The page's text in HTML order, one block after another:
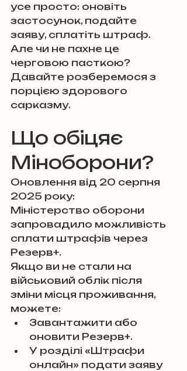
усе просто: оновіть
застосунок, подайте
заяву, сплатіть штраф.
Але чи не пахне це
черговою пасткою?
Давайте розберемося з
порцією здорового
сарказму.
Що обіцяє
Міноборони?
Оновлення від 20 серпня
2025 року:
Міністерство оборони
запровадило можливість
сплати штрафів через
Резерв+.
Якщо ви не стали на
військовий облік після
зміни місця проживання,
можете:
Завантажити або
оновити Резерв+.
У розділі «Штрафи
онлайн» подати заяву